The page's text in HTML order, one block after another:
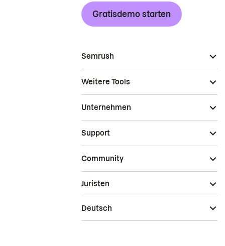
Gratisdemo starten
Semrush
Weitere Tools
Unternehmen
Support
Community
Juristen
Deutsch